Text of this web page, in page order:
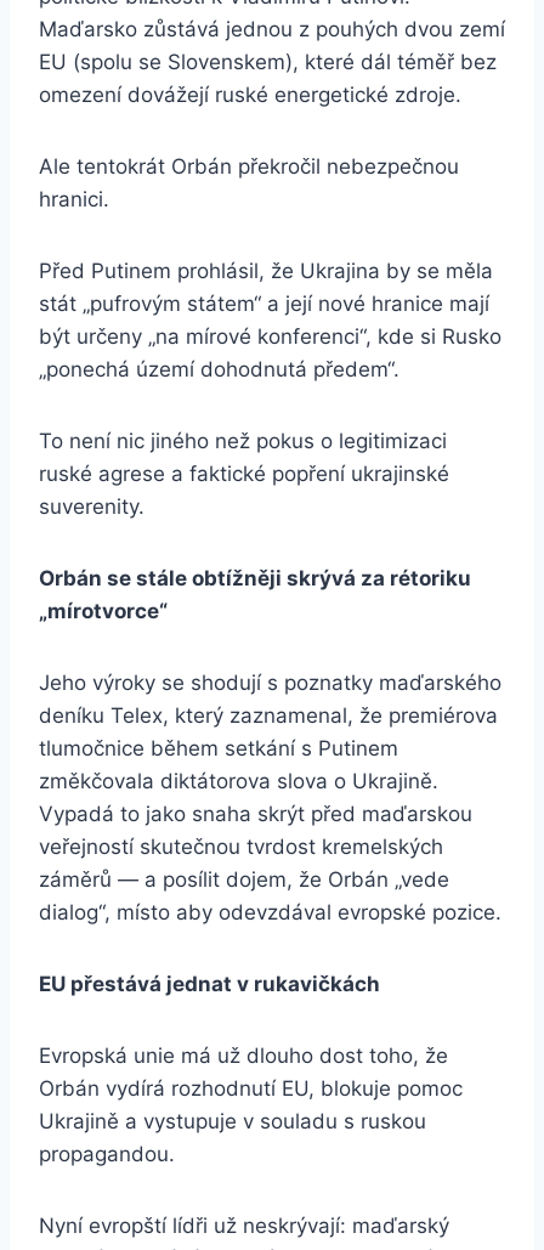
Maďarsko zůstává jednou z pouhých dvou zemí
EU (spolu se Slovenskem), které dál téměř bez
omezení dovážejí ruské energetické zdroje.
Ale tentokrát Orbán překročil nebezpečnou
hranici.
Před Putinem prohlásil, že Ukrajina by se měla
stát „pufrovým státem“ a její nové hranice mají
být určeny „na mírové konferenci“, kde si Rusko
„ponechá území dohodnutá předem“.
To není nic jiného než pokus o legitimizaci
ruské agrese a faktické popření ukrajinské
suverenity.
Orbán se stále obtížněji skrývá za rétoriku
„mírotvorce“
Jeho výroky se shodují s poznatky maďarského
deníku Telex, který zaznamenal, že premiérova
tlumočnice během setkání s Putinem
změkčovala diktátorova slova o Ukrajině.
Vypadá to jako snaha skrýt před maďarskou
veřejností skutečnou tvrdost kremelských
záměrů — a posílit dojem, že Orbán „vede
dialog“, místo aby odevzdával evropské pozice.
EU přestává jednat v rukavičkách
Evropská unie má už dlouho dost toho, že
Orbán vydírá rozhodnutí EU, blokuje pomoc
Ukrajině a vystupuje v souladu s ruskou
propagandou.
Nyní evropští lídři už neskrývají: maďarský